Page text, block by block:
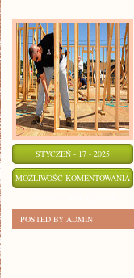
STYCZEŃ - 17 - 2025
MOŻLIWOŚĆ KOMENTOWANIA
POSTED BY ADMIN